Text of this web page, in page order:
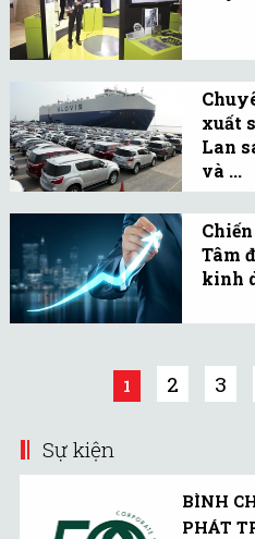
Tây
kinh
xuất
Lan
và ...
biết
tính
Tâm
kinh
vừa
lược
1 2 3
Sự kiện
BÌNH
PHÁT